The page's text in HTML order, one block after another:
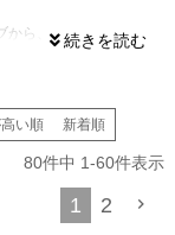
から、
映えるホルターネック
ることで顔回りをすっ
え付け、
い順 新着順
80件中 1-60件表示
1 2